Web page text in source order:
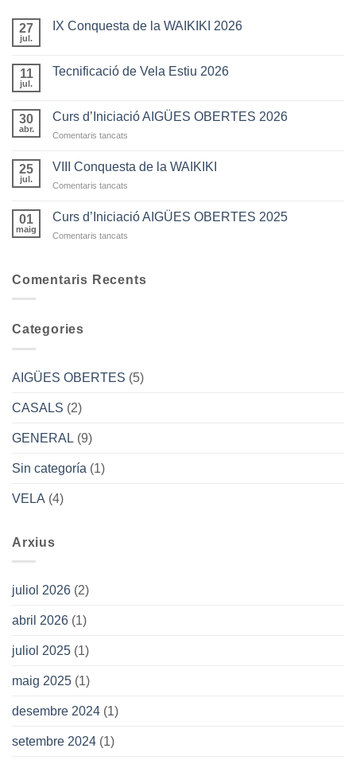
27
jul.
IX Conquesta de la WAIKIKI 2026
11
jul.
Tecnificació de Vela Estiu 2026
30
abr.
Curs d’Iniciació AIGÜES OBERTES 2026
Comentaris tancats
d’Iniciació
25
jul.
VIII Conquesta de la WAIKIKI
Comentaris tancats
Conquesta
01
maig
Curs d’Iniciació AIGÜES OBERTES 2025
Comentaris tancats
AIGÜES
Comentaris Recents
Categories
AIGÜES OBERTES (5)
CASALS (2)
GENERAL (9)
Sin categoría (1)
VELA (4)
Arxius
juliol 2026 (2)
abril 2026 (1)
juliol 2025 (1)
maig 2025 (1)
desembre 2024 (1)
setembre 2024 (1)